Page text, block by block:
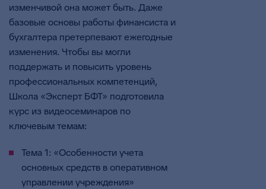
изменчивой она может быть. Даже
базовые основы работы финансиста и
бухгалтера претерпевают ежегодные
изменения. Чтобы вы могли
поддержать и повысить уровень
профессиональных компетенций,
Школа «Эксперт БФТ» подготовила
курс из видеосеминаров по
ключевым темам:
Тема 1: «Особенности учета
основных средств в оперативном
управлении учреждения»